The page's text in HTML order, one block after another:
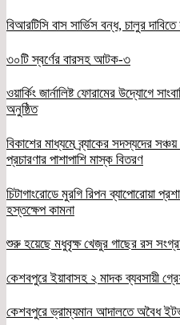
বিআরটিসি বাস সার্ভিস বন্ধ, চালুর
৩০টি স্বর্ণের বারসহ আটক-৩
ওয়ার্কিং জার্নালিষ্ট ফোরামের উদ্যোগে
অনুষ্ঠিত
বিকাশের মাধ্যমে ব্র্যাকের সদস্যদের
প্রচারণার পাশাপাশি মাস্ক বিতরণ
চিটাগাংরোডে মুরগি রিপন ব্যাপোরোয়া
হস্তক্ষেপ কামনা
শুরু হয়েছে মধুবৃক্ষ খেজুর গাছের রস
কেশবপুরে ইয়াবাসহ ২ মাদক ব্যবসায়ী
কেশবপুরে ভ্রাম্যমান আদালতে অবৈধ